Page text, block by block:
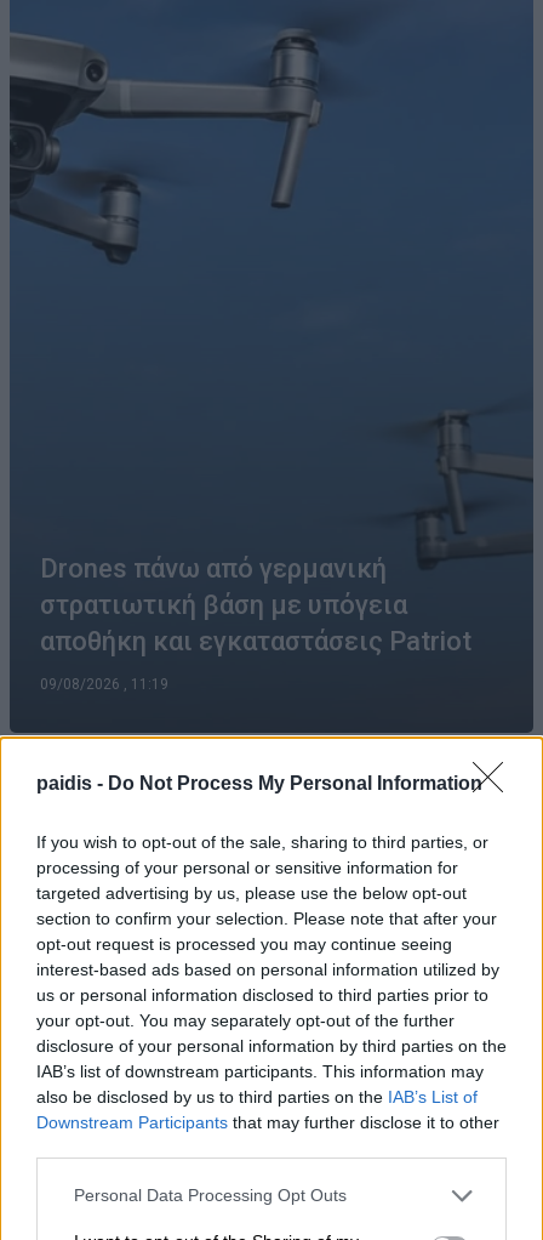
paidis - Do Not Process My Personal Information
If you wish to opt-out of the sale, sharing to third parties, or
processing of your personal or sensitive information for
targeted advertising by us, please use the below opt-out
section to confirm your selection. Please note that after your
opt-out request is processed you may continue seeing
interest-based ads based on personal information utilized by
us or personal information disclosed to third parties prior to
your opt-out. You may separately opt-out of the further
disclosure of your personal information by third parties on the
IAB’s list of downstream participants. This information may
also be disclosed by us to third parties on the IAB’s List of
Downstream Participants that may further disclose it to other
Personal Data Processing Opt Outs
Drones πάνω από γερμανική
στρατιωτική βάση με υπόγεια
αποθήκη και εγκαταστάσεις Patriot
09/08/2026 , 11:19
Για τα προβλήματα γεωργών και
Καριπίδης
09/08/2026 , 11:07
Δύο συλλήψεις σε Λάρισα και Φάρσαλα
για διατάραξη κοινής ησυχίας
09/08/2026 , 10:41
Λάμπρος Ζάρρας: Οι αγρότες χρειάζονται
έργα, όχι επικοινωνιακούς
πανηγυρισμούς
09/08/2026 , 10:17